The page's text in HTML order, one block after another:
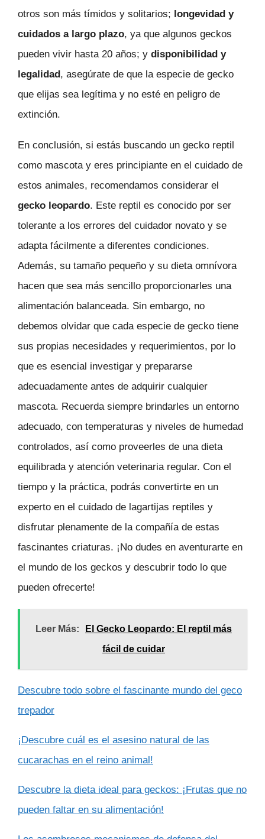
otros son más tímidos y solitarios; longevidad y
cuidados a largo plazo, ya que algunos geckos
pueden vivir hasta 20 años; y disponibilidad y
legalidad, asegúrate de que la especie de gecko
que elijas sea legítima y no esté en peligro de
extinción.
En conclusión, si estás buscando un gecko reptil
como mascota y eres principiante en el cuidado de
estos animales, recomendamos considerar el
gecko leopardo. Este reptil es conocido por ser
tolerante a los errores del cuidador novato y se
adapta fácilmente a diferentes condiciones.
Además, su tamaño pequeño y su dieta omnívora
hacen que sea más sencillo proporcionarles una
alimentación balanceada. Sin embargo, no
debemos olvidar que cada especie de gecko tiene
sus propias necesidades y requerimientos, por lo
que es esencial investigar y prepararse
adecuadamente antes de adquirir cualquier
mascota. Recuerda siempre brindarles un entorno
adecuado, con temperaturas y niveles de humedad
controlados, así como proveerles de una dieta
equilibrada y atención veterinaria regular. Con el
tiempo y la práctica, podrás convertirte en un
experto en el cuidado de lagartijas reptiles y
disfrutar plenamente de la compañía de estas
fascinantes criaturas. ¡No dudes en aventurarte en
el mundo de los geckos y descubrir todo lo que
pueden ofrecerte!
Leer Más:
El Gecko Leopardo: El reptil más
fácil de cuidar
Descubre todo sobre el fascinante mundo del geco
trepador
¡Descubre cuál es el asesino natural de las
cucarachas en el reino animal!
Descubre la dieta ideal para geckos: ¡Frutas que no
pueden faltar en su alimentación!